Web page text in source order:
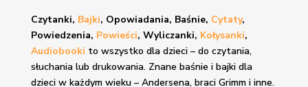
Czytanki, Bajki, Opowiadania, Baśnie, Cytaty,
Powiedzenia, Powieści, Wyliczanki, Kołysanki,
Audiobooki to wszystko dla dzieci – do czytania,
słuchania lub drukowania. Znane baśnie i bajkidla
dzieci w każdym wieku – Andersena, braci Grimm i inne.